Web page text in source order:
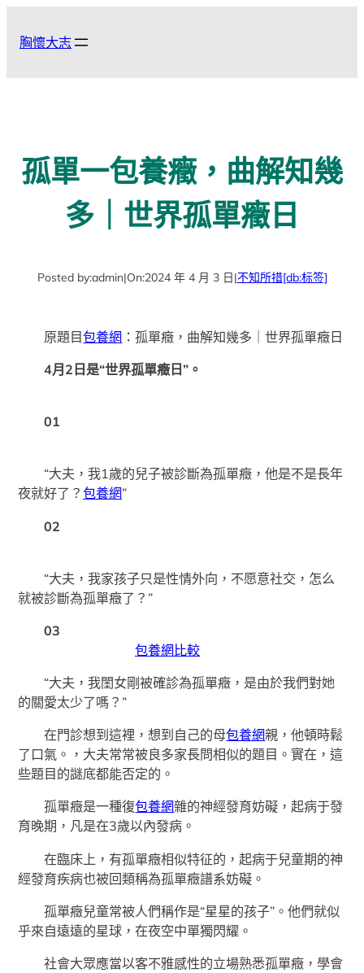
胸懷大志
孤單一包養癥，曲解知幾
多｜世界孤單癥日
Posted by:admin|On:2024 年 4 月 3 日|不知所措[db:标签]
原題目包養網 ：孤單癥，曲解知幾多｜世界孤單癥日
4月2日是“世界孤單癥日”。
01
“大夫，我1歲的兒子被診斷為孤單癥，他是不是長年
夜就好了？包養網”
02
“大夫，我家孩子只是性情外向，不愿意社交，怎么
就被診斷為孤單癥了？”
03
包養網比較
“大夫，我閨女剛被確診為孤單癥，是由於我們對她
的關愛太少了嗎？”
在門診想到這裡，想到自己的母包養網親，他頓時鬆
了口氣。，大夫常常被良多家長問相似的題目。實在，這
些題目的謎底都能否定的。
孤單癥是一種復包養網雜的神經發育妨礙，起病于發
育晚期，凡是在3歲以內發病。
在臨床上，有孤單癥相似特征的，起病于兒童期的神
經發育疾病也被回類稱為孤單癥譜系妨礙。
孤單癥兒童常被人們稱作是“星星的孩子”。他們就似
乎來自遠遠的星球，在夜空中單獨閃耀。
社會大眾應當以客不雅感性的立場熟悉孤單癥，學會